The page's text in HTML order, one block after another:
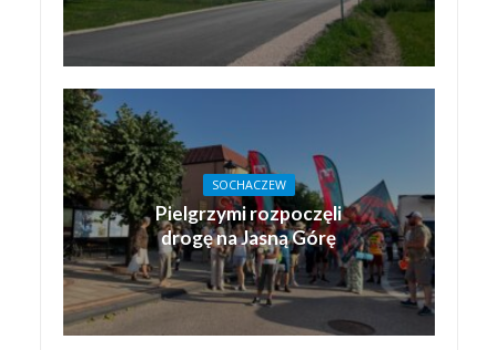
SOCHACZEW
Pielgrzymi rozpoczęli
drogę na Jasną Górę